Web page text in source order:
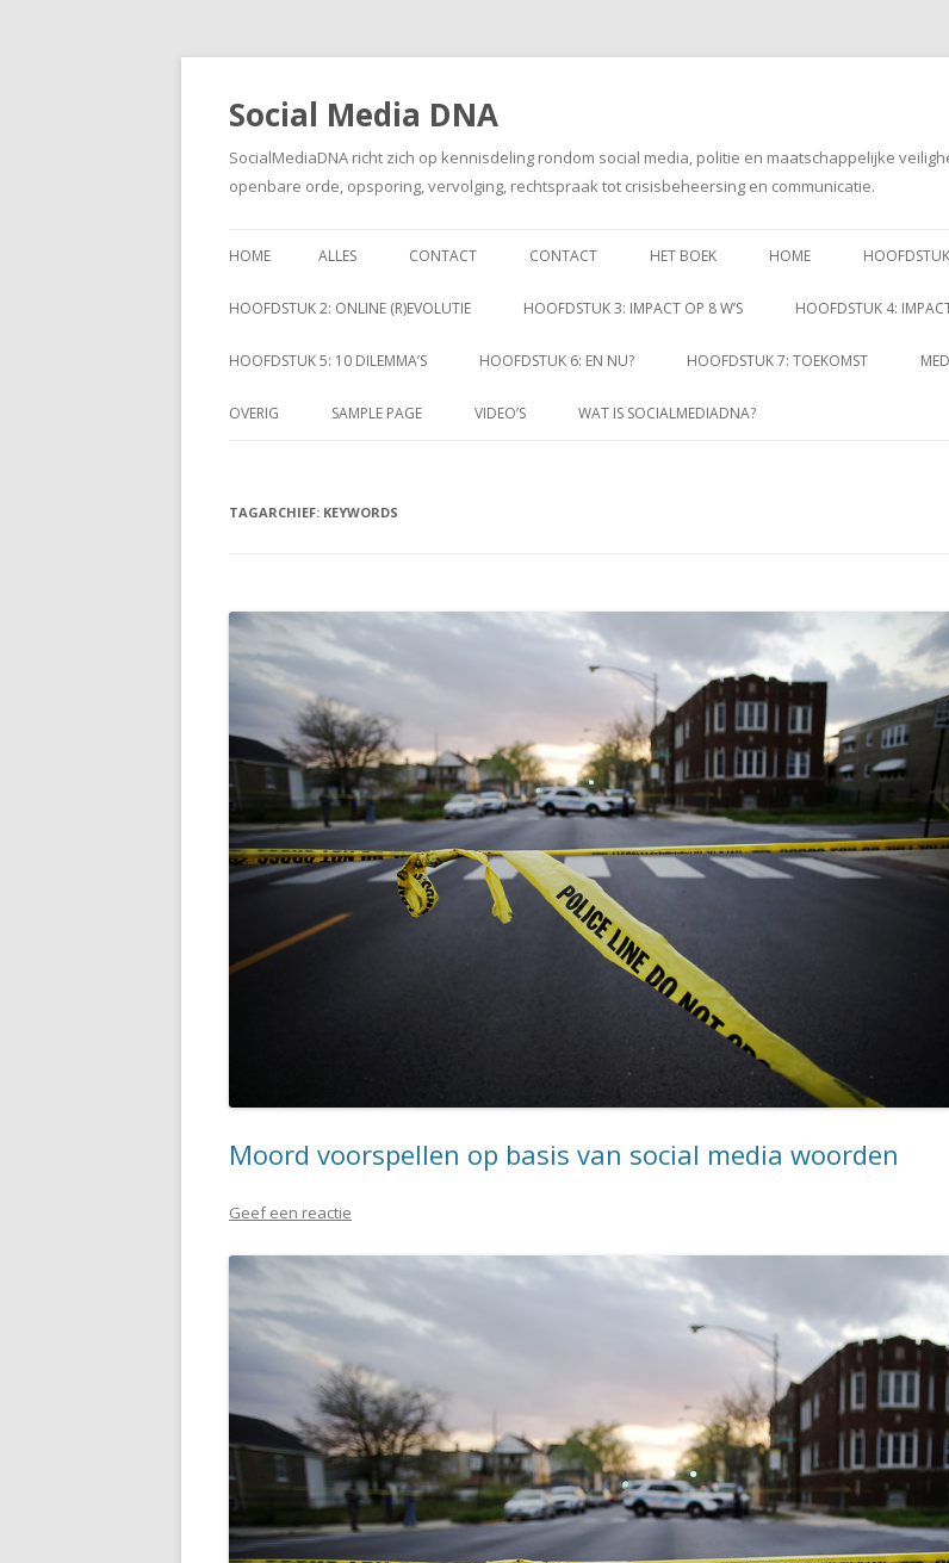
Social Media DNA
SocialMediaDNA richt zich op kennisdeling rondom social media, politie en maatschappelijke
openbare orde, opsporing, vervolging, rechtspraak tot crisisbeheersing en communicatie.
naar
HOME ALLES CONTACT CONTACT HET BOEK HOME
HOOFDSTUK 2: ONLINE (R)EVOLUTIE HOOFDSTUK 3: IMPACT OP 8 W’S HOOFDSTUK 4:
HOOFDSTUK 5: 10 DILEMMA’S HOOFDSTUK 6: EN NU? HOOFDSTUK 7: TOEKOMST
OVERIG SAMPLE PAGE VIDEO’S WAT IS SOCIALMEDIADNA?
TAGARCHIEF: KEYWORDS
Moord voorspellen op basis van social media woorden
Geef een reactie